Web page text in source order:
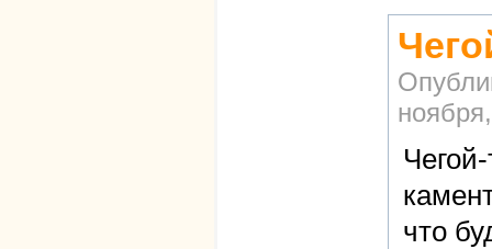
что